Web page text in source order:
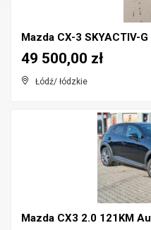
Łódź/ łódzkie
49 500,00 zł